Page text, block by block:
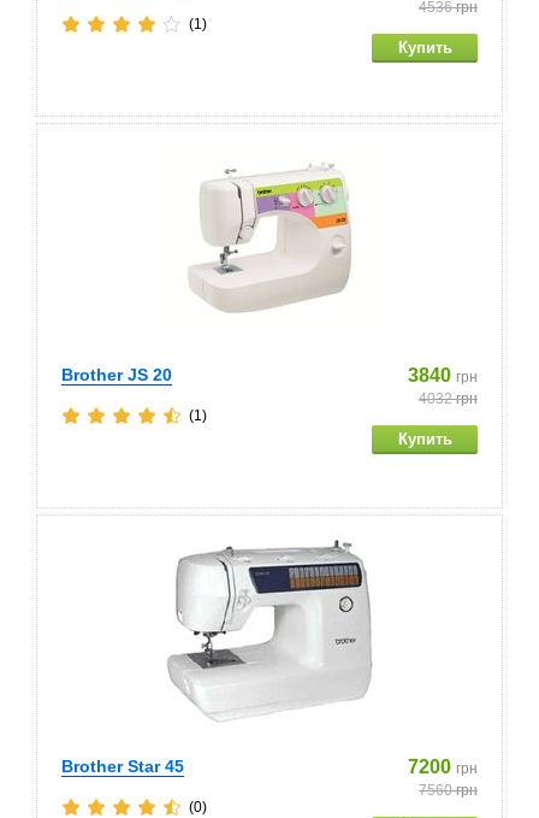
4536грн
(1)
Brother JS 20 3840 грн
4032грн
(1)
Brother Star 45 7200 грн
7560грн
(0)